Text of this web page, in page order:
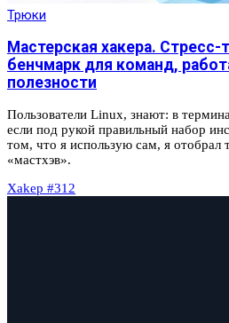
Трюки
Мастерская хакера. Стресс-
бенчмарк для команд,
полезности
Пользователи Linux, знают: в
если под рукой правильный набор
том, что я использую сам, я отобрал
«мастхэв».
Xakep #312